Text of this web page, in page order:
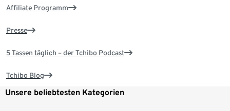
Affiliate Programm
Presse
5 Tassen täglich – der Tchibo Podcast
Tchibo Blog
Unsere beliebtesten Kategorien